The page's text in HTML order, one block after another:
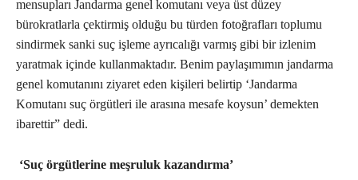
mensupları Jandarma genel komutanı veya üst düzey
bürokratlarla çektirmiş olduğu bu türden fotoğrafları toplumu
sindirmek sanki suç işleme ayrıcalığı varmış gibi bir izlenim
yaratmak içinde kullanmaktadır. Benim paylaşımımın jandarma
genel komutanını ziyaret eden kişileri belirtip ‘Jandarma
Komutanı suç örgütleri ile arasına mesafe koysun’ demekten
ibarettir” dedi.
‘Suç örgütlerine meşruluk kazandırma’